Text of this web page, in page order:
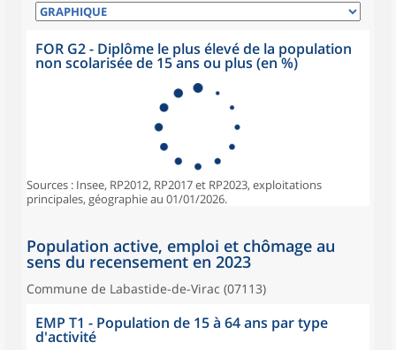
FOR G2 - Diplôme le plus élevé de la population
non scolarisée de 15 ans ou plus (en %)
Sources : Insee, RP2012, RP2017 et RP2023, exploitations
principales, géographie au 01/01/2026.
Population active, emploi et chômage au
sens du recensement en 2023
Commune de Labastide-de-Virac (07113)
EMP T1 - Population de 15 à 64 ans par type
d'activité